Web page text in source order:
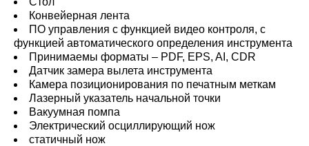
Конвейерная лента
ПО управления с функцией видео контроля, с
функцией автоматического определения инструмента
Принимаемы форматы – PDF, EPS, AI, CDR
Датчик замера вылета инструмента
Камера позиционирования по печатным меткам
Лазерный указатель начальной точки
Вакуумная помпа
Электрический осциллирующий нож
статичный нож